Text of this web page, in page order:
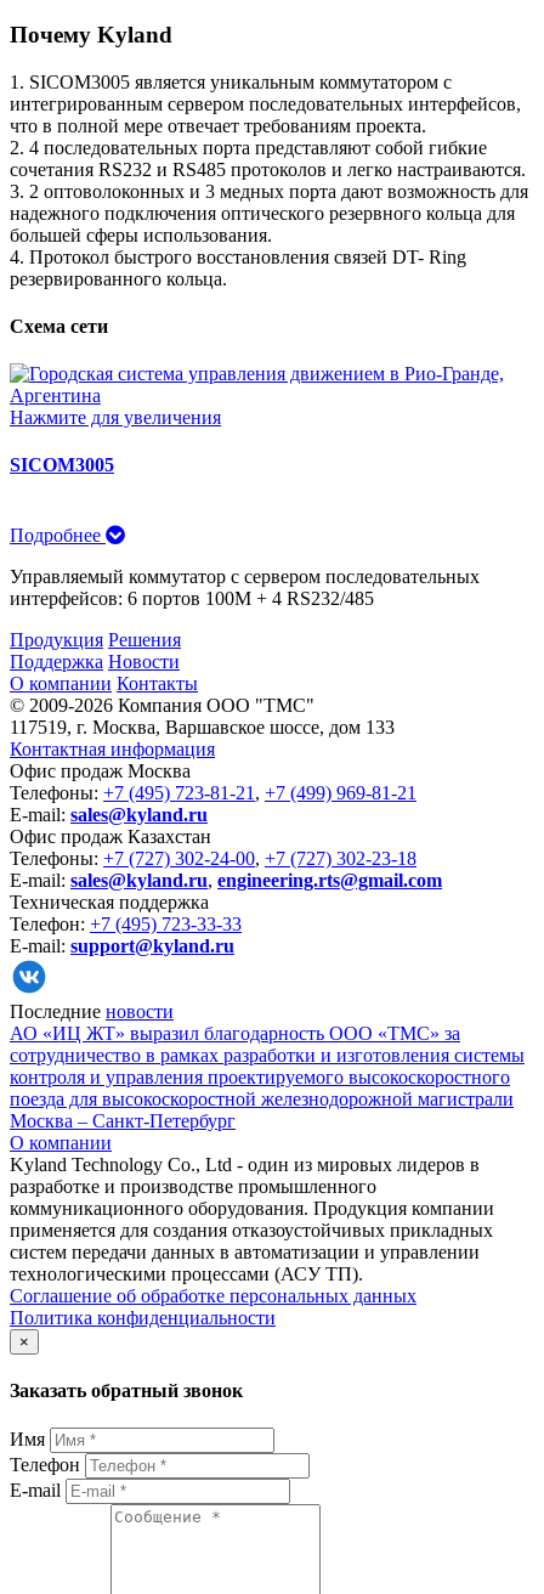
Почему Kyland
1. SICOM3005 является уникальным коммутатором с
интегрированным сервером последовательных интерфейсов,
что в полной мере отвечает требованиям проекта.
2. 4 последовательных порта представляют собой гибкие
сочетания RS232 и RS485 протоколов и легко настраиваются.
3. 2 оптоволоконных и 3 медных порта дают возможность для
надежного подключения оптического резервного кольца для
большей сферы использования.
4. Протокол быстрого восстановления связей DT- Ring
резервированного кольца.
Схема сети
Нажмите для увеличения
SICOM3005
Подробнее
Управляемый коммутатор с сервером последовательных
интерфейсов: 6 портов 100M + 4 RS232/485
Продукция Решения
Поддержка Новости
О компании Контакты
© 2009-2026 Компания OOO "TMC"
117519, г. Москва, Варшавское шоссе, дом 133
Контактная информация
Офис продаж Москва
Телефоны: +7 (495) 723-81-21 , +7 (499) 969-81-21
E-mail: sales@kyland.ru
Офис продаж Казахстан
Телефоны: +7 (727) 302-24-00, +7 (727) 302-23-18
E-mail: sales@kyland.ru, engineering.rts@gmail.com
Техническая поддержка
Телефон: +7 (495) 723-33-33
E-mail: support@kyland.ru
Последние новости
АО «ИЦ ЖТ» выразил благодарность ООО «ТМС» за
сотрудничество в рамках разработки и изготовления системы
контроля и управления проектируемого высокоскоростного
поезда для высокоскоростной железнодорожной магистрали
Москва – Санкт-Петербург
О компании
Kyland Technology Co., Ltd - один из мировых лидеров в
разработке и производстве промышленного
коммуникационного оборудования. Продукция компании
применяется для создания отказоустойчивых прикладных
систем передачи данных в автоматизации и управлении
технологическими процессами (АСУ ТП).
Соглашение об обработке персональных данных
Политика конфиденциальности
×
Заказать обратный звонок
Имя
Телефон
E-mail